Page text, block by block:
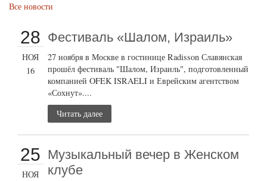
Все новости
28
НОЯ
16
Фестиваль «Шалом, Израиль»
27 ноября в Москве в гостинице Radisson Славянская
прошёл фестиваль "Шалом, Израиль", подготовленный
компанией OFEK ISRAELI и Еврейским агентством
«Сохнут»....
Читать далее
25
НОЯ
Музыкальный вечер в Женском
клубе